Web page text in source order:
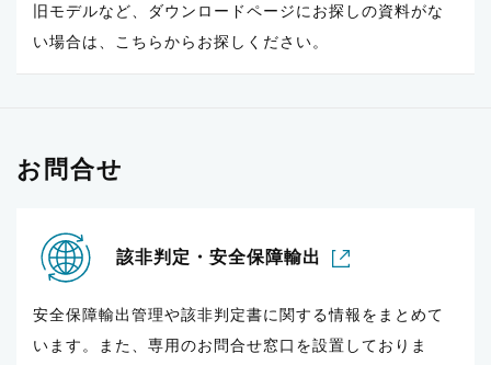
旧モデルなど、ダウンロードページにお探しの資料がな
い場合は、こちらからお探しください。
お問合せ
該非判定・安全保障輸出
安全保障輸出管理や該非判定書に関する情報をまとめて
います。また、専用のお問合せ窓口を設置しておりま